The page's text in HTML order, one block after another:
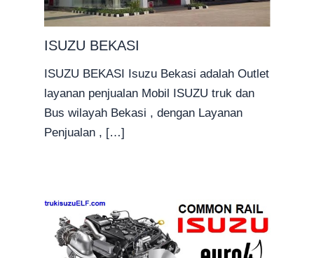
ISUZU BEKASI
ISUZU BEKASI Isuzu Bekasi adalah Outlet
layanan penjualan Mobil ISUZU truk dan
Bus wilayah Bekasi , dengan Layanan
Penjualan , […]